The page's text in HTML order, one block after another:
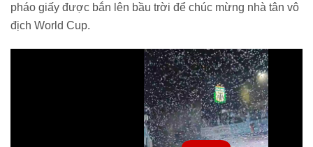
pháo giấy được bắn lên bầu trời để chúc mừng nhà tân vô
địch World Cup.